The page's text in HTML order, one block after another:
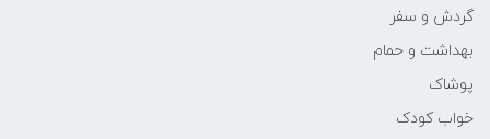
ساختگردش و سفر
بهداشت و حمام
پوشاک
خواب کودک